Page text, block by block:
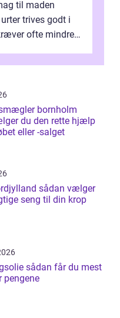
til maden
trives godt i
ofte mindre
bornholm
du den rette hjælp
eller -salget
sådan vælger
seng til din krop
får du mest
pengene